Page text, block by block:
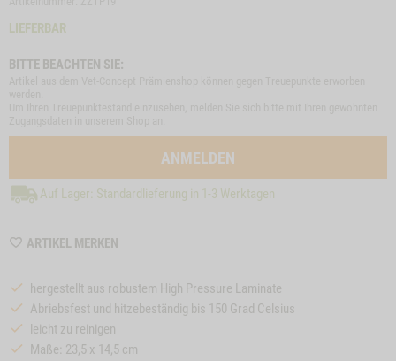
LIEFERBAR
BITTE BEACHTEN SIE:
ANMELDEN
Auf Lager: Standardlieferung in 1-3 Werktagen
ARTIKEL MERKEN
hergestellt aus robustem High Pressure Laminate
Abriebsfest und hitzebeständig bis 150 Grad Celsius
leicht zu reinigen
Maße: 23,5 x 14,5 cm